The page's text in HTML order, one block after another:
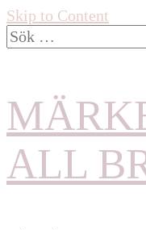
Skip to Content
Sök
efter:
ALL